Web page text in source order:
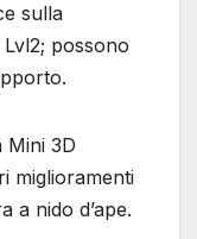
sulla
possono
Mini 3D
miglioramenti
a nido d’ape.